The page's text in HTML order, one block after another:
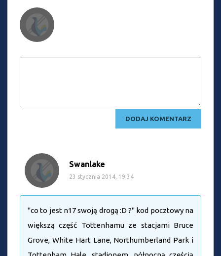
Swanlake
23 stycznia 2014, 19:34
"co to jest n17 swoją drogą :D ?" kod pocztowy na
większą część Tottenhamu ze stacjami Bruce
Grove, White Hart Lane, Northumberland Park i